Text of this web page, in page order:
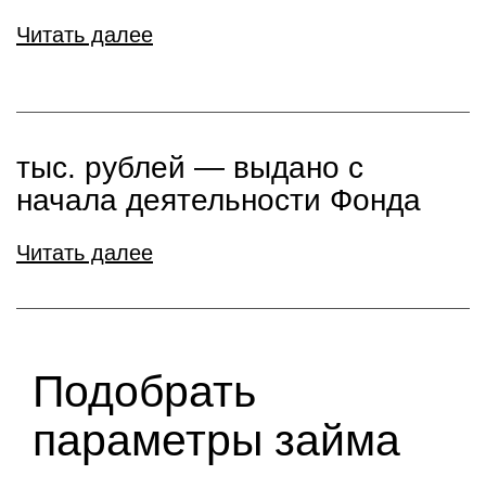
Читать далее
тыс. рублей ― выдано с
начала деятельности Фонда
Читать далее
Подобрать
параметры займа